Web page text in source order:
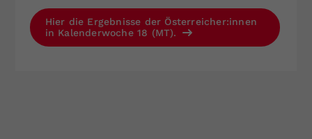
Hier die Ergebnisse der Österreicher:innen
in Kalenderwoche 18 (MT).